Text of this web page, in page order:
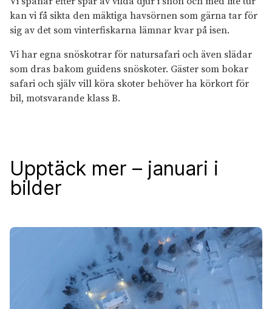
kan vi få sikta den mäktiga havsörnen som gärna tar för
sig av det som vinterfiskarna lämnar kvar på isen.
Vi har egna snöskotrar för natursafari och även slädar
som dras bakom guidens snöskoter. Gäster som bokar
safari och själv vill köra skoter behöver ha körkort för
bil, motsvarande klass B.
Upptäck mer – januari i
bilder